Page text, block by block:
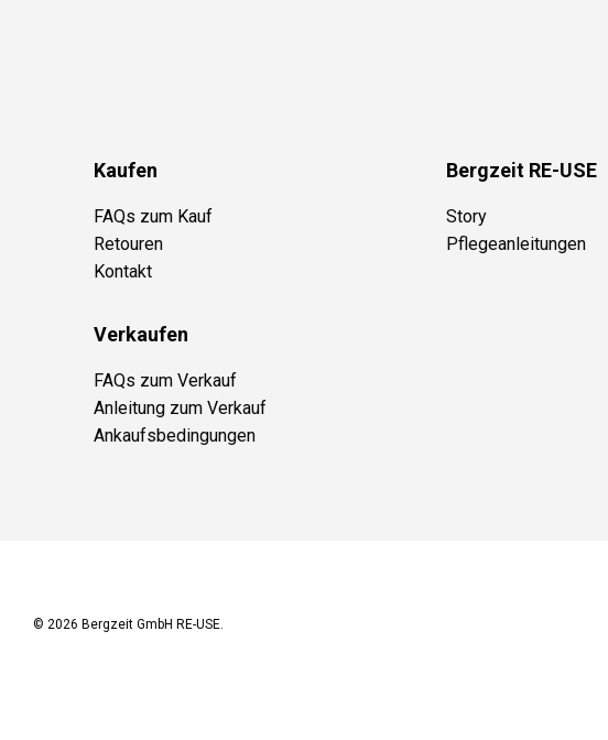
Kaufen
FAQs zum Kauf
Retouren
Kontakt
Bergzeit RE-USE
Story
Pflegeanleitungen
Verkaufen
FAQs zum Verkauf
Anleitung zum Verkauf
Ankaufsbedingungen
© 2026 Bergzeit GmbH RE-USE.